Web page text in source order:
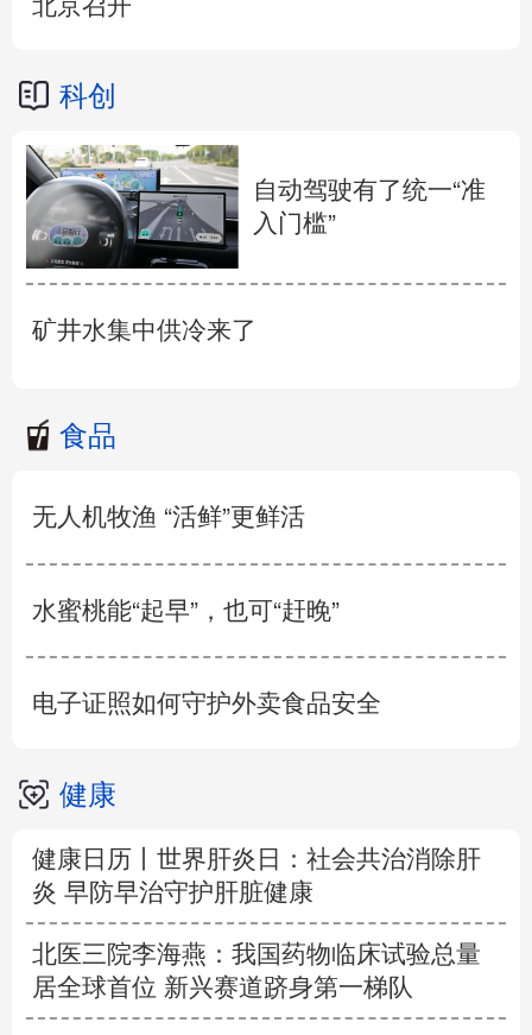
北京召开
科创
自动驾驶有了统一“准
入门槛”
矿井水集中供冷来了
食品
无人机牧渔 “活鲜”更鲜活
水蜜桃能“起早”，也可“赶晚”
电子证照如何守护外卖食品安全
健康
健康日历丨世界肝炎日：社会共治消除肝
炎 早防早治守护肝脏健康
北医三院李海燕：我国药物临床试验总量
居全球首位 新兴赛道跻身第一梯队